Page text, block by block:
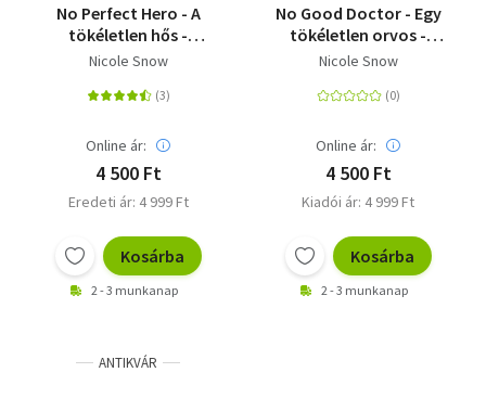
No Perfect Hero - A
tökéletlen hős -
Heart's Edge hősei 1.
Nicole Snow
Online ár:
4 500 Ft
Eredeti ár: 4 999 Ft
Kosárba
2 - 3 munkanap
No Good Doctor - Egy
tökéletlen orvos -
Heart's Edge hősei 2.
Nicole Snow
Online ár:
4 500 Ft
Kiadói ár: 4 999 Ft
Kosárba
2 - 3 munkanap
ANTIKVÁR